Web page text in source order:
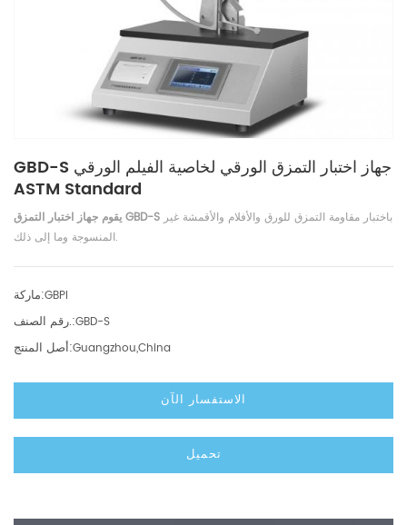
GBD-S جهاز اختبار التمزق الورقي لخاصية الفيلم الورقي
ASTM Standard
يقوم جهاز اختبار التمزق GBD-S
المنسوجة وما إلى ذلك.
ماركة:GBPI
رقم الصنف.:GBD-S
أصل المنتج:Guangzhou,China
الاستفسار الآن
تحميل